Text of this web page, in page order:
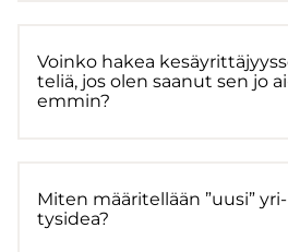
Voin­ko hakea
te­liä, jos olen saa­nut sen jo
em­min?
Miten mää­ri­tel­lään ”uusi” yri­
tys­idea?